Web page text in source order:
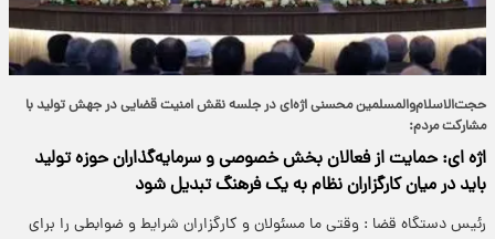
حجت‌الاسلام‌والمسلمین محسنی اژه‌ای در جلسه نقش امنیت قضایی در جهش تولید با
مشارکت مردم:
اژه ای: حمایت از فعالان بخش خصوصی و سرمایه‌گذاران حوزه تولید
باید در میان کارگزاران نظام به یک فرهنگ تبدیل شود
رئیس دستگاه قضا : وقتی ما مسئولان و کارگزاران شرایط و ضوابطی را برای